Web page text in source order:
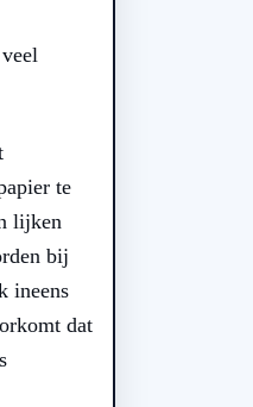
te
lijken
bij
ineens
dat